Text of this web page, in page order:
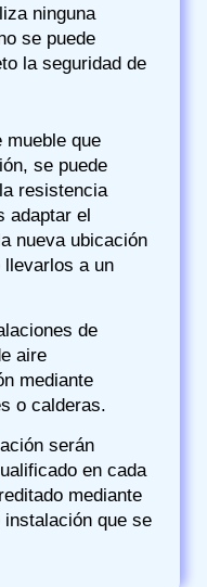
ninguna
se puede
la seguridad de
mueble que
se puede
resistencia
adaptar el
nueva ubicación
llevarlos a un
de
aire
mediante
o calderas.
serán
en cada
mediante
que se